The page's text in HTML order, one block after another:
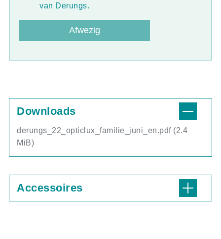
van Derungs.
Afwezig
Downloads
derungs_22_opticlux_familie_juni_en.pdf (2.4
MiB)
Accessoires